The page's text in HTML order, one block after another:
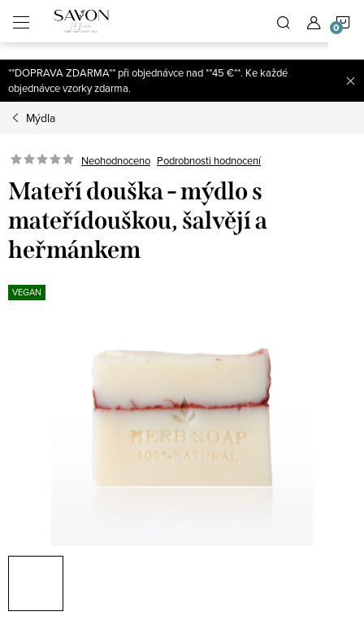
Přejít
na
obsah
**DOPRAVA ZDARMA** při objednávce nad **45 €**. Ke každé
objednávce vzorky zdarma.
Mýdla
Neohodnoceno Podrobnosti hodnocení
Mateří douška - mýdlo s
mateřídouškou, šalvějí a
heřmánkem
VEGAN